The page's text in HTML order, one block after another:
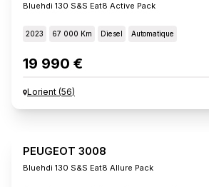
Bluehdi 130 S&s Eat8 Active Pack
2023 67 000 Km Diesel Automatique
19 990 €
Lorient (56)
PEUGEOT 3008
Bluehdi 130 S&s Eat8 Allure Pack